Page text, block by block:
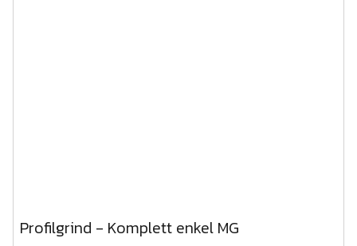
Profilgrind - Komplett enkel MG